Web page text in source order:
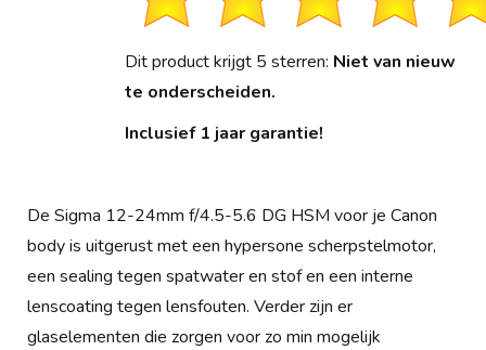
Dit product krijgt 5 sterren: Niet van nieuw
te onderscheiden.
Inclusief 1 jaar garantie!
De Sigma 12-24mm f/4.5-5.6 DG HSM voor je Canon
body is uitgerust met een hypersone scherpstelmotor,
een sealing tegen spatwater en stof en een interne
lenscoating tegen lensfouten. Verder zijn er
glaselementen die zorgen voor zo min mogelijk